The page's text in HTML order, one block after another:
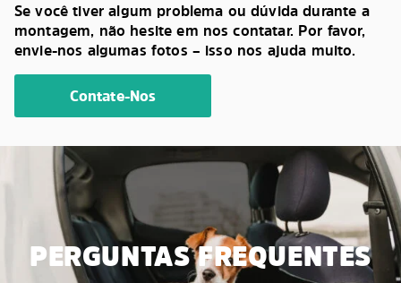
Se você tiver algum problema ou dúvida durante a
montagem, não hesite em nos contatar. Por favor,
envie-nos algumas fotos – isso nos ajuda muito.
Contate-Nos
PERGUNTAS FREQUENTES